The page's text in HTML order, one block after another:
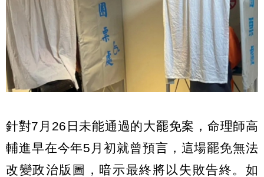
針對7月26日未能通過的大罷免案，命理師高
輔進早在今年5月初就曾預言，這場罷免無法
改變政治版圖，暗示最終將以失敗告終。如